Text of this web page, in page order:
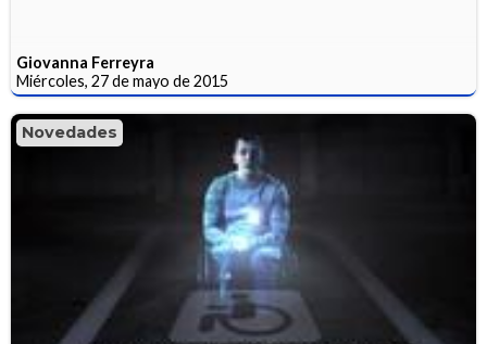
Giovanna Ferreyra
Miércoles, 27 de mayo de 2015
Novedades